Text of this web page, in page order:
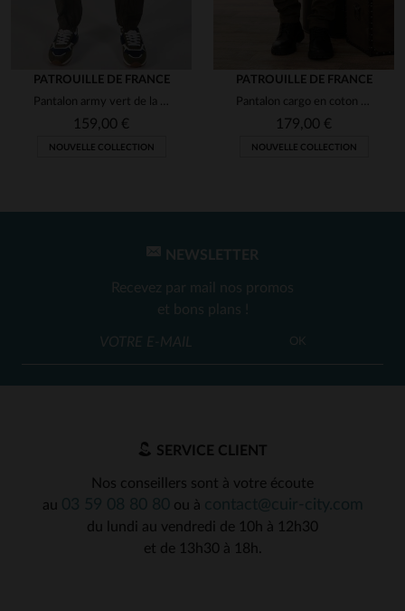
PATROUILLE DE FRANCE
Pantalon army vert de la Patrouille de France
159,00 €
NOUVELLE COLLECTION
PATROUILLE DE FRANCE
Pantalon cargo en coton kaki avec patchs
179,00 €
NOUVELLE COLLECTION
NEWSLETTER
Recevez par mail nos promos
et bons plans !
OK
SERVICE CLIENT
Nos conseillers sont à votre écoute
au
ou à
du lundi au vendredi de 10h à 12h30
et de 13h30 à 18h.